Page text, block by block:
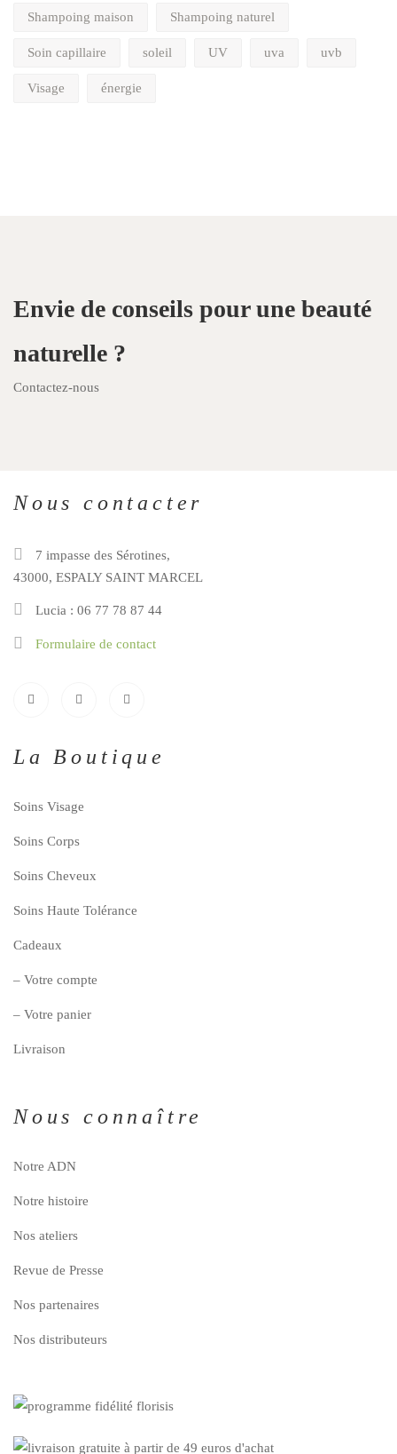
Shampoing maison Shampoing naturel
Soin capillaire soleil UV uva uvb
Visage énergie
Envie de conseils pour une beauté
naturelle ?
Contactez-nous
Nous contacter
7 impasse des Sérotines,
43000, ESPALY SAINT MARCEL
Lucia : 06 77 78 87 44
Formulaire de contact
La Boutique
Soins Visage
Soins Corps
Soins Cheveux
Soins Haute Tolérance
Cadeaux
– Votre compte
– Votre panier
Livraison
Nous connaître
Notre ADN
Notre histoire
Nos ateliers
Revue de Presse
Nos partenaires
Nos distributeurs